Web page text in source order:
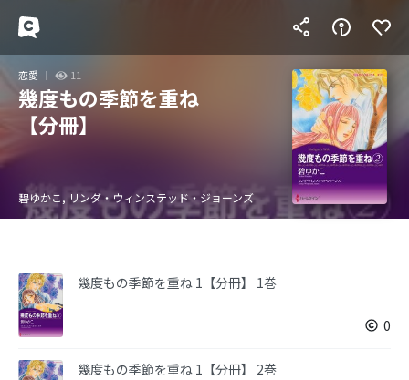
恋愛 11
幾度もの季節を重ね
【分冊】
碧ゆかこ, リンダ・ウィンステッド・ジョーンズ
幾度もの季節を重ね 1【分冊】 1巻
0
幾度もの季節を重ね 1【分冊】 2巻